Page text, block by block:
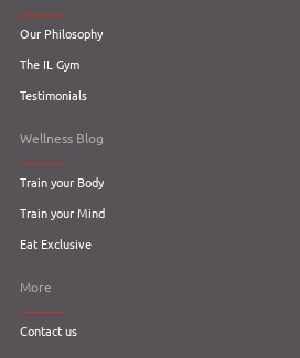
Our Philosophy
The IL Gym
Testimonials
Wellness Blog
Train your Body
Train your Mind
Eat Exclusive
More
Contact us